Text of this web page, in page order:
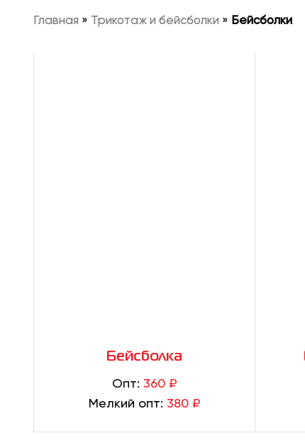
Главная » Трикотаж и бейсболки » Бейсболки
Бейсболка
Опт: 360 ₽
Мелкий опт: 380 ₽